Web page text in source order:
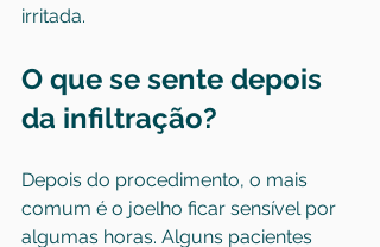
irritada.
O que se sente depois
da infiltração?
Depois do procedimento, o mais
comum é o joelho ficar sensível por
algumas horas. Alguns pacientes